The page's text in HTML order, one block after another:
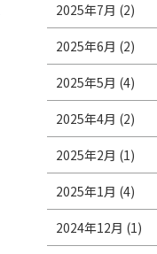
2025年7月 (2)
2025年6月 (2)
2025年5月 (4)
2025年4月 (2)
2025年2月 (1)
2025年1月 (4)
2024年12月 (1)